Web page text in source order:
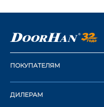
ПОКУПАТЕЛЯМ
Оформить заказ
Каталог
ДИЛЕРАМ